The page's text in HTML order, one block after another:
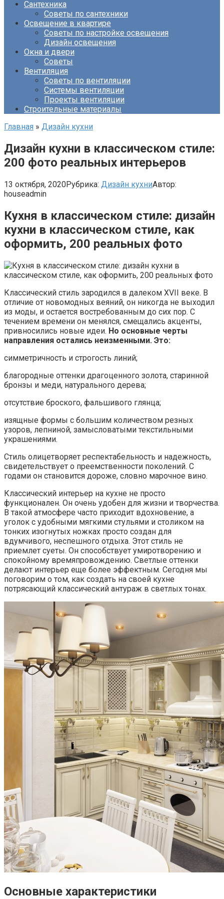
Сантехника
Советы по сантехники
Освещение в квартире
Советы по настройке освещения
Дизайн освещения
Окна и двери
Советы
Вентиляция
Советы по вентиляции
Системы вентиляции
Проекты вентиляции
Строительные материалы
Главная » Дизайн кухни
Дизайн кухни в классическом стиле:
200 фото реальных интерьеров
13 октября, 2020Рубрика: Дизайн кухниАвтор:
houseadmin
Кухня в классическом стиле: дизайн
кухни в классическом стиле, как
оформить, 200 реальных фото
Классический стиль зародился в далеком XVII веке. В
отличие от новомодных веяний, он никогда не выходил
из моды, и остается востребованным до сих пор. С
течением времени он менялся, смещались акценты,
привносились новые идеи. Но основные черты
направления остались неизменными. Это:
симметричность и строгость линий;
благородные оттенки драгоценного золота, старинной
бронзы и меди, натурального дерева;
отсутствие броского, фальшивого глянца;
изящные формы с большим количеством резных
узоров, лепниной, замысловатыми текстильными
украшениями.
Стиль олицетворяет респектабельность и надежность,
свидетельствует о преемственности поколений. С
годами он становится дороже, словно марочное вино.
Классический интерьер на кухне не просто
функционален. Он очень удобен для жизни и творчества.
В такой атмосфере часто приходит вдохновение, а
уголок с удобными мягкими стульями и столиком на
тонких изогнутых ножках просто создан для
вдумчивого, неспешного отдыха. Этот стиль не
приемлет суеты. Он способствует умиротворению и
спокойному времяпровождению. Светлые оттенки
делают интерьер еще более эффектным. Сегодня мы
поговорим о том, как создать на своей кухне
потрясающий классический антураж в светлых тонах.
Основные характеристики